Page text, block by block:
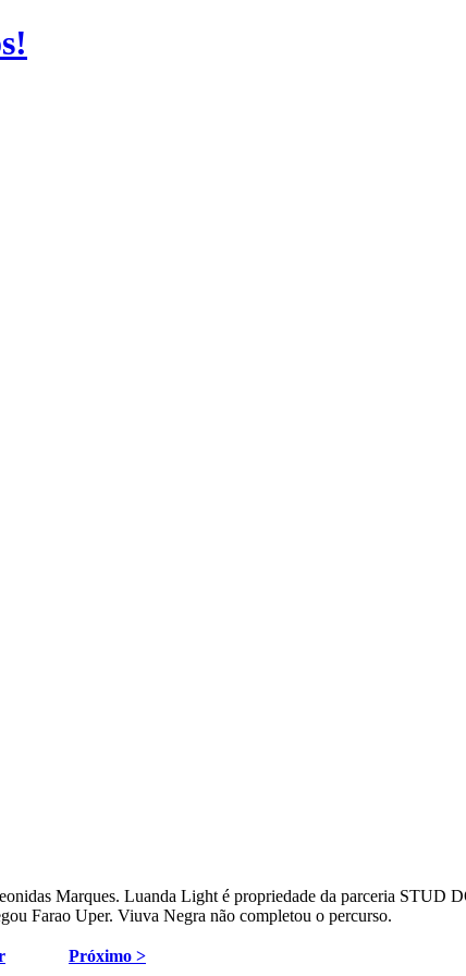
Marques. Luanda Light é propriedade da parceria
Farao Uper. Viuva Negra não completou o percurso.
Próximo >